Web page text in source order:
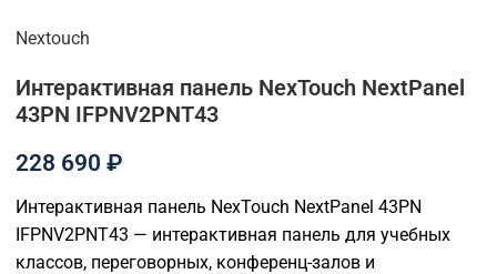
Nextouch
Интерактивная панель NexTouch NextPanel
43PN IFPNV2PNT43
228 690 ₽
Интерактивная панель NexTouch NextPanel 43PN
IFPNV2PNT43 — интерактивная панель для учебных
классов, переговорных, конференц-залов и